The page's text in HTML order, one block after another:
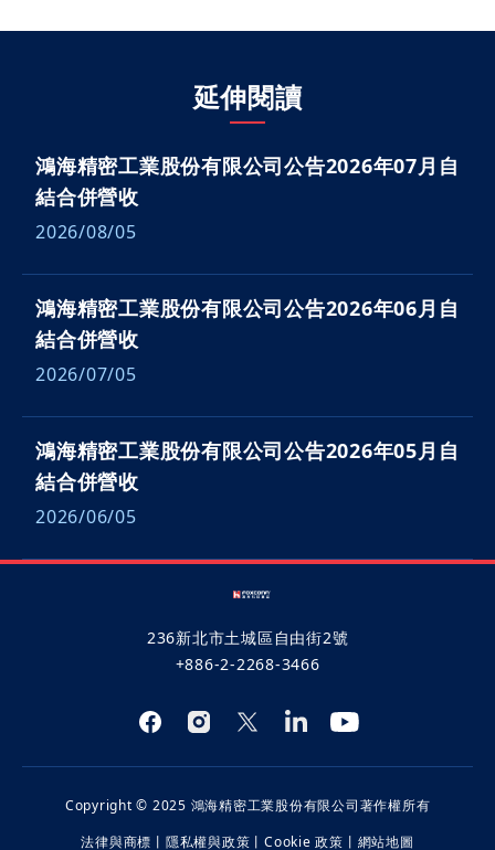
延伸閱讀
鴻海精密工業股份有限公司公告2026年07月自
結合併營收
2026/08/05
鴻海精密工業股份有限公司公告2026年06月自
結合併營收
2026/07/05
鴻海精密工業股份有限公司公告2026年05月自
結合併營收
2026/06/05
236新北市土城區自由街2號
+886-2-2268-3466
Copyright © 2025 鴻海精密工業股份有限公司著作權所有
法律與商標 丨 隱私權與政策 丨Cookie 政策 丨 網站地圖